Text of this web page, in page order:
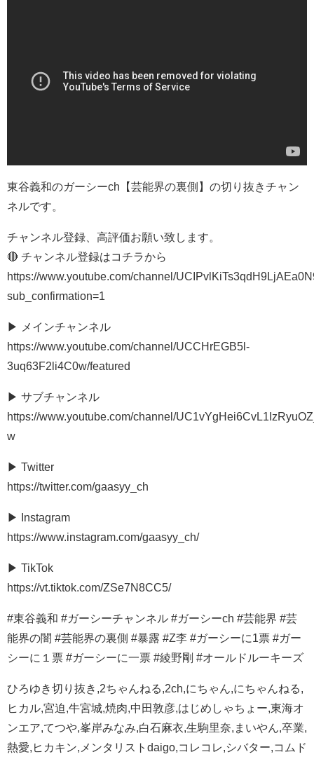
東谷義和のガーシーch【芸能界の裏側】の切り抜きチャン
ネルです。
チャンネル登録、高評価お願い致します。
🔴 チャンネル登録はコチラから
https://www.youtube.com/channel/
sub_confirmation=1
▶ メインチャンネル
https://www.youtube.com/channel/UCCHrEGB5l-
3uq63F2li4C0w/featured
▶ サブチャンネル
https://www.youtube.com/channel/
w
▶ Twitter
https://twitter.com/gaasyy_ch
▶ Instagram
https://www.instagram.com/gaasyy_ch/
▶ TikTok
https://vt.tiktok.com/ZSe7N8CC5/
#東谷義和 #ガーシーチャンネル #ガーシーch #芸能界 #芸
能界の闇 #芸能界の裏側 #暴露 #Z李 #ガーシーに1票 #ガー
シーに１票 #ガーシーに一票 #綾野剛 #オールドルーキーズ
ひろゆき切り抜き,2ちゃんねる,2ch,にちゃん,にちゃんねる,
ヒカル,宮迫,牛宮城,焼肉,中田敦彦,はじめしゃちょー,東海オ
ンエア,てつや,峯岸みなみ,白石麻衣,生駒里奈,まいやん,卒業,
熱愛,ヒカキン,メンタリストdaigo,コレコレ,シバター,コムド